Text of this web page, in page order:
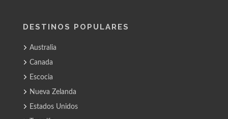
DESTINOS POPULARES
Australia
Canada
Escocia
Nueva Zelanda
Estados Unidos